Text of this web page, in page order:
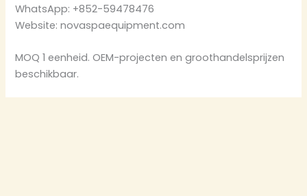
WhatsApp: +852-59478476
Website: novaspaequipment.com
MOQ 1 eenheid. OEM-projecten en groothandelsprijzen
beschikbaar.